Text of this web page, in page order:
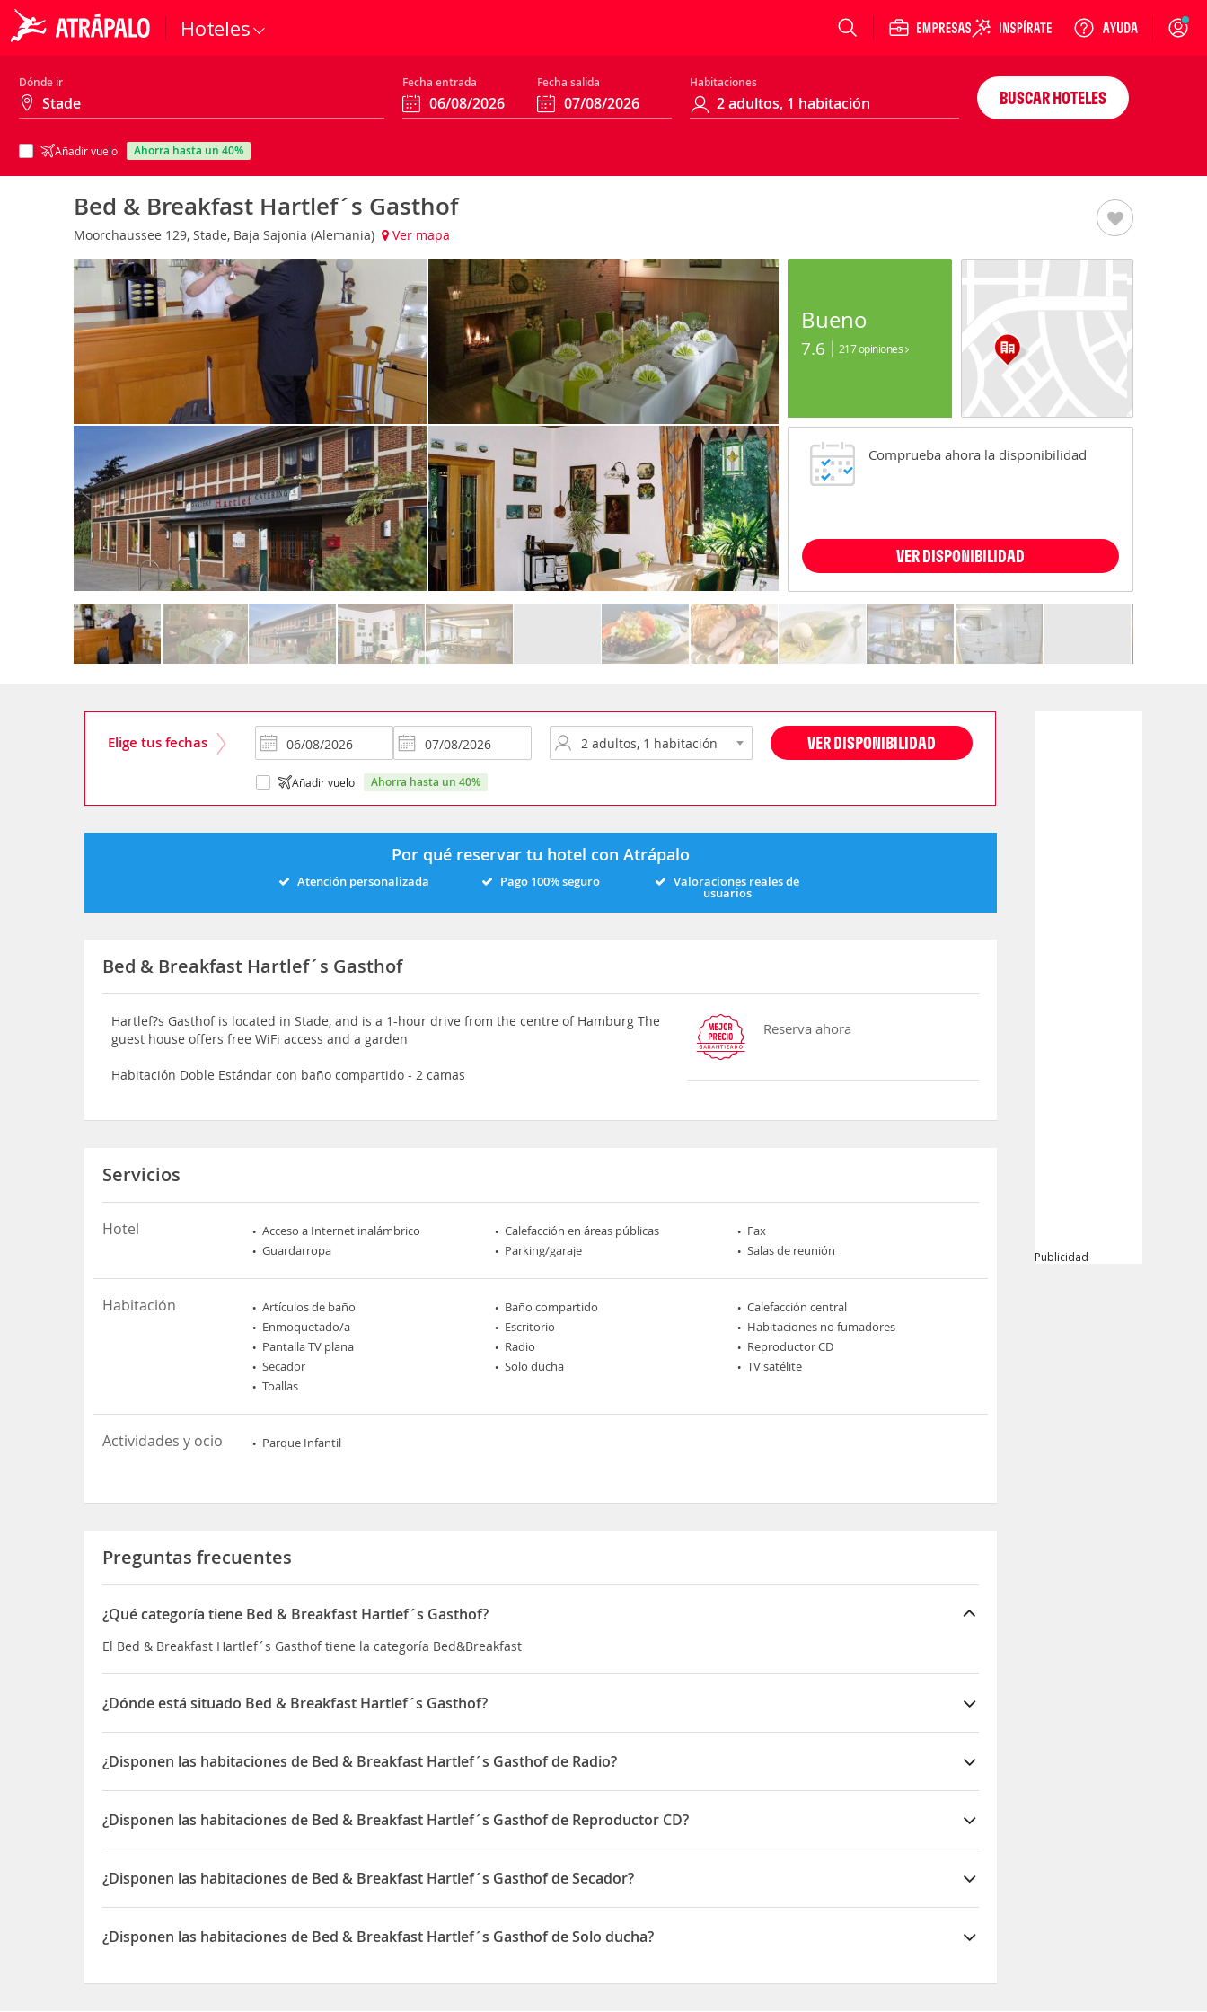
Hoteles Login
Dónde ir Fecha entrada Fecha salida Habitaciones
Añadir vuelo ahorra hasta un 40%
BUSCAR HOTELES
Bed & Breakfast Hartlef´s Gasthof
Moorchaussee 129, Stade, Baja Sajonia (Alemania) Ver mapa
Bueno
7.6 217 opiniones
Comprueba ahora la disponibilidad
VER DISPONIBILIDAD
Elige tus fechas VER DISPONIBILIDAD
Añadir vuelo ahorra hasta un 40%
Por qué reservar tu hotel con Atrápalo
Atención personalizada Pago 100% seguro Valoraciones reales de
usuarios
Bed & Breakfast Hartlef´s Gasthof
Hartlef?s Gasthof is located in Stade, and is a 1-hour drive from the centre of Hamburg The
guest house offers free WiFi access and a garden
Habitación Doble Estándar con baño compartido - 2 camas
Reserva ahora
Servicios
Hotel Acceso a Internet inalámbrico Calefacción en áreas públicas
Fax
Guardarropa
Parking/garaje Salas de reunión
Habitación Artículos de baño Baño compartido
Calefacción central
Enmoquetado/a
Escritorio
Habitaciones no fumadores
Pantalla TV plana
Radio
Reproductor CD
Secador
Solo ducha
TV satélite
Toallas
Actividades y ocio Parque Infantil
Preguntas frecuentes
¿Qué categoría tiene Bed & Breakfast Hartlef´s Gasthof?
El Bed & Breakfast Hartlef´s Gasthof tiene la categoría Bed&Breakfast
¿Dónde está situado Bed & Breakfast Hartlef´s Gasthof?
El Bed & Breakfast Hartlef´s Gasthof está situado en Moorchaussee 129
¿Disponen las habitaciones de Bed & Breakfast Hartlef´s Gasthof de Radio?
Sí, las habitaciones del Bed & Breakfast Hartlef´s Gasthof disponen de Radio
¿Disponen las habitaciones de Bed & Breakfast Hartlef´s Gasthof de Reproductor CD?
Sí, las habitaciones del Bed & Breakfast Hartlef´s Gasthof disponen de Reproductor CD
¿Disponen las habitaciones de Bed & Breakfast Hartlef´s Gasthof de Secador?
Sí, las habitaciones del Bed & Breakfast Hartlef´s Gasthof disponen de Secador
¿Disponen las habitaciones de Bed & Breakfast Hartlef´s Gasthof de Solo ducha?
Publicidad